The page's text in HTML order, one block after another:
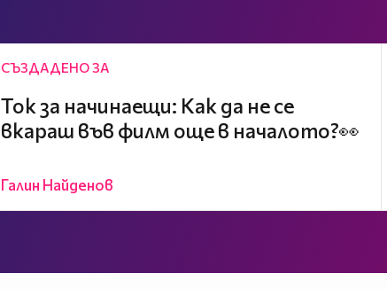
СЪЗДАДЕНО ЗА
Ток за начинаещи: Как да не се
вкараш във филм още в началото?👀
Галин Найденов